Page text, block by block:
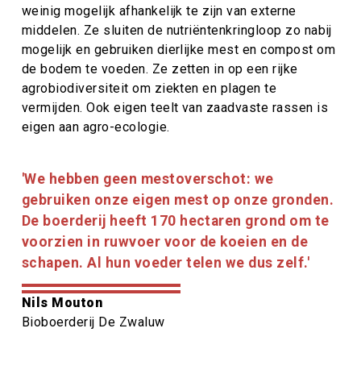
weinig mogelijk afhankelijk te zijn van externe
middelen. Ze sluiten de nutriëntenkringloop zo nabij
mogelijk en gebruiken dierlijke mest en compost om
de bodem te voeden. Ze zetten in op een rijke
agrobiodiversiteit om ziekten en plagen te
vermijden. Ook eigen teelt van zaadvaste rassen is
eigen aan agro-ecologie.
Citaat
tekst
'We hebben geen mestoverschot: we
gebruiken onze eigen mest op onze gronden.
De boerderij heeft 170 hectaren grond om te
voorzien in ruwvoer voor de koeien en de
schapen. Al hun voeder telen we dus zelf.'
Citaat
auteur
Nils Mouton
Citaat
Bioboerderij De Zwaluw